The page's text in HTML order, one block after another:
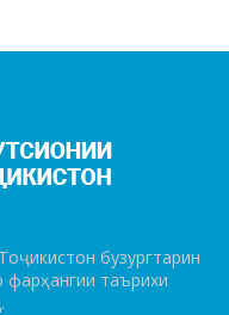
бузургтарин
фарҳангии таърихи